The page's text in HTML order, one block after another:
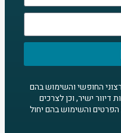
החופשי והשימוש בהם
ישיר, וכן לצרכים
הפרטים והשימוש בהם יחול